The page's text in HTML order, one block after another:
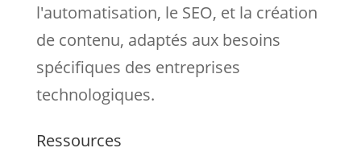
l'automatisation, le SEO, et la création
de contenu, adaptés aux besoins
spécifiques des entreprises
technologiques.
Ressources